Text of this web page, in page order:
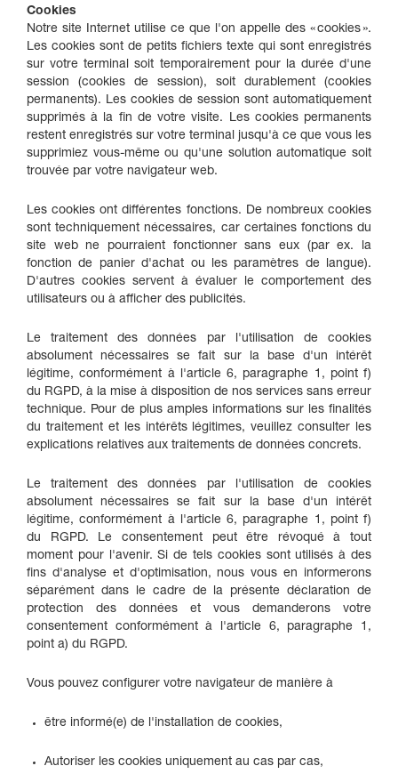
Cookies
Notre site Internet utilise ce que l'on appelle des « cookies ».
Les cookies sont de petits fichiers texte qui sont enregistrés
sur votre terminal soit temporairement pour la durée d'une
session (cookies de session), soit durablement (cookies
permanents). Les cookies de session sont automatiquement
supprimés à la fin de votre visite. Les cookies permanents
restent enregistrés sur votre terminal jusqu'à ce que vous les
supprimiez vous-même ou qu'une solution automatique soit
trouvée par votre navigateur web.
Les cookies ont différentes fonctions. De nombreux cookies
sont techniquement nécessaires, car certaines fonctions du
site web ne pourraient fonctionner sans eux (par ex. la
fonction de panier d'achat ou les paramètres de langue).
D'autres cookies servent à évaluer le comportement des
utilisateurs ou à afficher des publicités.
Le traitement des données par l'utilisation de cookies
absolument nécessaires se fait sur la base d'un intérêt
légitime, conformément à l'article 6, paragraphe 1, point f)
du RGPD, à la mise à disposition de nos services sans erreur
technique. Pour de plus amples informations sur les finalités
du traitement et les intérêts légitimes, veuillez consulter les
explications relatives aux traitements de données concrets.
Le traitement des données par l'utilisation de cookies
absolument nécessaires se fait sur la base d'un intérêt
légitime, conformément à l'article 6, paragraphe 1, point f)
du RGPD. Le consentement peut être révoqué à tout
moment pour l'avenir. Si de tels cookies sont utilisés à des
fins d'analyse et d'optimisation, nous vous en informerons
séparément dans le cadre de la présente déclaration de
protection des données et vous demanderons votre
consentement conformément à l'article 6, paragraphe 1,
point a) du RGPD.
Vous pouvez configurer votre navigateur de manière à
être informé(e) de l'installation de cookies,
Autoriser les cookies uniquement au cas par cas,